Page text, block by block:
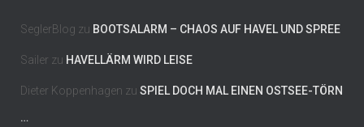
SeglerBlog zu BOOTSALARM – CHAOS AUF HAVEL UND SPREE
Sailer zu HAVELLÄRM WIRD LEISE
Dieter Koppenhagen zu SPIEL DOCH MAL EINEN OSTSEE-TÖRN
…